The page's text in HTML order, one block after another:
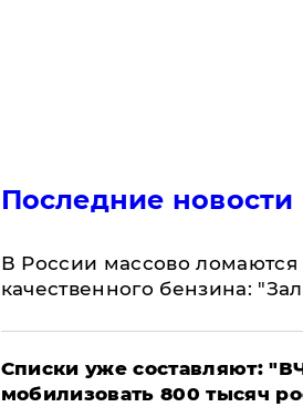
Последние новости
В России массово ломаются
качественного бензина:
Списки уже составляют:
мобилизовать 800 тысяч